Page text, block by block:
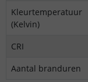
Kleurtemperatuur
(Kelvin)
CRI
Aantal branduren